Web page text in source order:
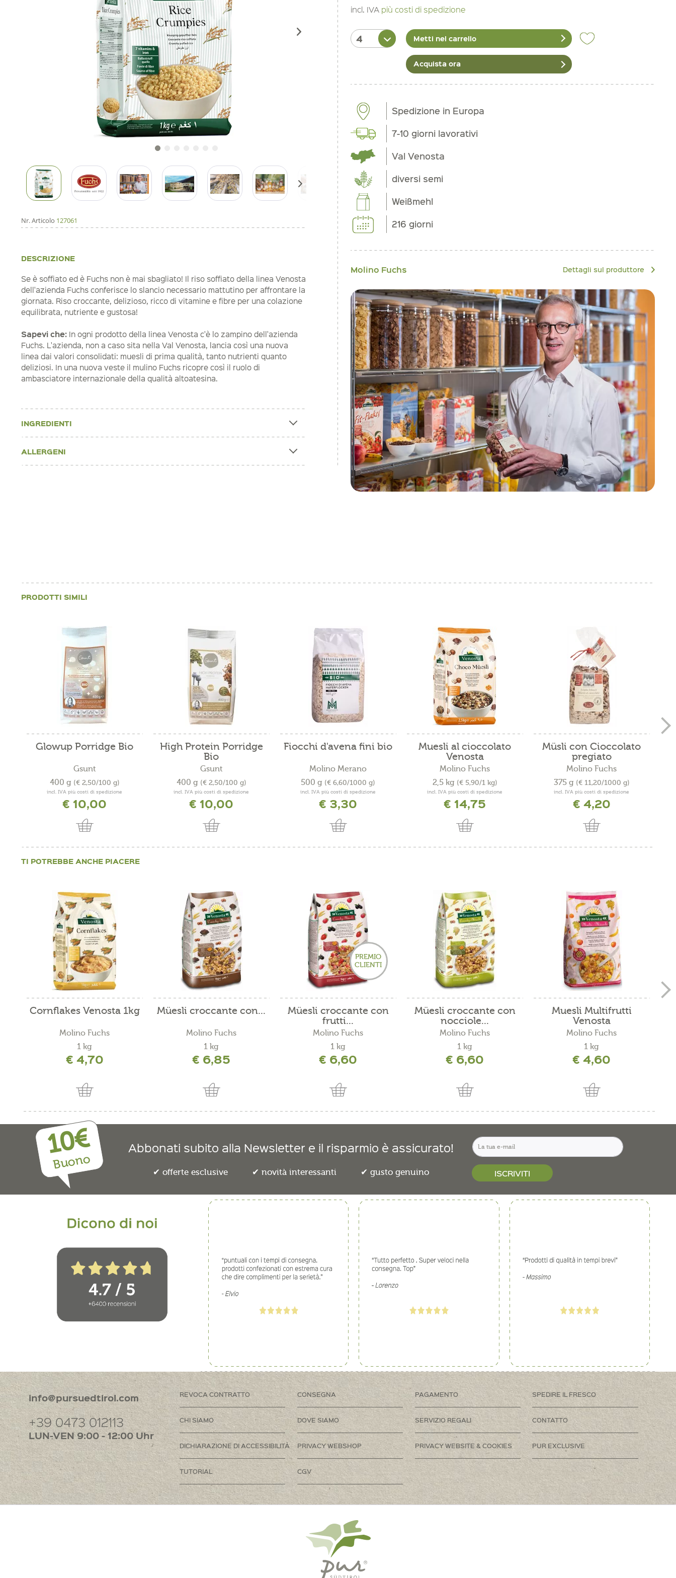
Nr. Articolo 127061
DESCRIZIONE
Se è soffiato ed è Fuchs non è mai sbagliato! Il riso soffiato della linea Venosta
dell'azienda Fuchs conferisce lo slancio necessario mattutino per affrontare la
giornata. Riso croccante, delizioso, ricco di vitamine e fibre per una colazione
equilibrata, nutriente e gustosa!
Sapevi che: In ogni prodotto della linea Venosta c'è lo zampino dell'azienda
Fuchs. L'azienda, non a caso sita nella Val Venosta, lancia così una nuova
linea dai valori consolidati: muesli di prima qualità, tanto nutrienti quanto
deliziosi. In una nuova veste il mulino Fuchs ricopre così il ruolo di
ambasciatore internazionale della qualità altoatesina.
INGREDIENTI
ALLERGENI
incl. IVA più costi di spedizione
Metti nel carrello
Acquista ora
Spedizione in Europa
7-10 giorni lavorativi
Val Venosta
diversi semi
Weißmehl
216 giorni
Molino Fuchs Dettagli sul produttore
PRODOTTI SIMILI
Glowup Porridge Bio
Gsunt
400 g (€ 2,50/100 g)
incl. IVA più costi di spedizione
€ 10,00
High Protein Porridge
Bio
Gsunt
400 g (€ 2,50/100 g)
incl. IVA più costi di spedizione
€ 10,00
Fiocchi d'avena fini bio
Molino Merano
500 g (€ 6,60/1000 g)
incl. IVA più costi di spedizione
€ 3,30
Muesli al cioccolato
Venosta
Molino Fuchs
2,5 kg (€ 5,90/1 kg)
incl. IVA più costi di spedizione
€ 14,75
Müsli con Cioccolato
pregiato
Molino Fuchs
375 g (€ 11,20/1000 g)
incl. IVA più costi di spedizione
€ 4,20
TI POTREBBE ANCHE PIACERE
Cornflakes Venosta 1kg
Molino Fuchs
1 kg
€ 4,70
Müesli croccante con...
Molino Fuchs
1 kg
€ 6,85
PREMIO
CLIENTI
Müesli croccante con
frutti...
Molino Fuchs
1 kg
€ 6,60
Müesli croccante con
nocciole...
Molino Fuchs
1 kg
€ 6,60
Muesli Multifrutti
Venosta
Molino Fuchs
1 kg
€ 4,60
10€
Buono
Abbonati subito alla Newsletter e il risparmio è assicurato!
offerte esclusive novità interessanti gusto genuino ISCRIVITI
info@pursuedtirol.com
+39 0473 012113
LUN-VEN 9:00 - 12:00 Uhr
REVOCA CONTRATTO CONSEGNA PAGAMENTO SPEDIRE IL FRESCO
CHI SIAMO DOVE SIAMO SERVIZIO REGALI CONTATTO
DICHIARAZIONE DI ACCESSIBILITÀ PRIVACY WEBSHOP PRIVACY WEBSITE & COOKIES PUR EXCLUSIVE
TUTORIAL CGV